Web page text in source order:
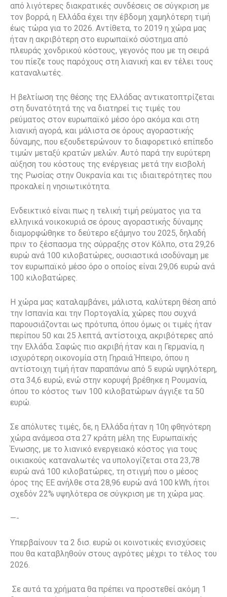
από λιγότερες διακρατικές συνδέσεις σε σύγκριση με
τον βορρά, η Ελλάδα έχει την έβδομη χαμηλότερη τιμή
έως τώρα για το 2026. Αντίθετα, το 2019 η χώρα μας
ήταν η ακριβότερη στο ευρωπαϊκό σύστημα από
πλευράς χονδρικού κόστους, γεγονός που με τη σειρά
του πίεζε τους παρόχους στη λιανική και εν τέλει τους
καταναλωτές.
Η βελτίωση της θέσης της Ελλάδας αντικατοπτρίζεται
στη δυνατότητά της να διατηρεί τις τιμές του
ρεύματος στον ευρωπαϊκό μέσο όρο ακόμα και στη
λιανική αγορά, και μάλιστα σε όρους αγοραστικής
δύναμης, που εξουδετερώνουν το διαφορετικό επίπεδο
τιμών μεταξύ κρατών μελών. Αυτό παρά την ευρύτερη
αύξηση του κόστους της ενέργειας μετά την εισβολή
της Ρωσίας στην Ουκρανία και τις ιδιαιτερότητες που
προκαλεί η νησιωτικότητα.
Ενδεικτικό είναι πως η τελική τιμή ρεύματος για τα
ελληνικά νοικοκυριά σε όρους αγοραστικής δύναμης
διαμορφώθηκε το δεύτερο εξάμηνο του 2025, δηλαδή
πριν το ξέσπασμα της σύρραξης στον Κόλπο, στα 29,26
ευρώ ανά 100 κιλοβατώρες, ουσιαστικά ισοδύναμη με
τον ευρωπαϊκό μέσο όρο ο οποίος είναι 29,06 ευρώ ανά
100 κιλοβατώρες.
Η χώρα μας καταλαμβάνει, μάλιστα, καλύτερη θέση από
την Ισπανία και την Πορτογαλία, χώρες που συχνά
παρουσιάζονται ως πρότυπα, όπου όμως οι τιμές ήταν
περίπου 50 και 25 λεπτά, αντίστοιχα, ακριβότερες από
την Ελλάδα. Σαφώς πιο ακριβή ήταν και η Γερμανία, η
ισχυρότερη οικονομία στη Γηραιά Ήπειρο, όπου η
αντίστοιχη τιμή ήταν παραπάνω από 5 ευρώ υψηλότερη,
στα 34,6 ευρώ, ενώ στην κορυφή βρέθηκε η Ρουμανία,
όπου το κόστος των 100 κιλοβατώρων άγγιξε τα 50
ευρώ.
Σε απόλυτες τιμές, δε, η Ελλάδα ήταν η 10η φθηνότερη
χώρα ανάμεσα στα 27 κράτη μέλη της Ευρωπαϊκής
Ένωσης, με το λιανικό ενεργειακό κόστος για τους
οικιακούς καταναλωτές να υπολογίζεται στα 23,78
ευρώ ανά 100 κιλοβατώρες, τη στιγμή που ο μέσος
όρος της ΕΕ ανήλθε στα 28,96 ευρώ ανά 100 kWh, ήτοι
σχεδόν 22% υψηλότερα σε σύγκριση με τη χώρα μας.
—-
Υπερβαίνουν τα 2 δισ. ευρώ οι κοινοτικές ενισχύσεις
που θα καταβληθούν στους αγρότες μέχρι το τέλος του
2026.
Σε αυτά τα χρήματα θα πρέπει να προστεθεί ακόμη 1